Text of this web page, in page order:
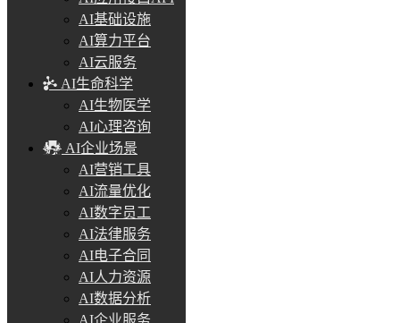
AI基础设施
AI算力平台
AI云服务
AI生命科学
AI生物医学
AI心理咨询
AI企业场景
AI营销工具
AI流量优化
AI数字员工
AI法律服务
AI电子合同
AI人力资源
AI数据分析
AI企业服务